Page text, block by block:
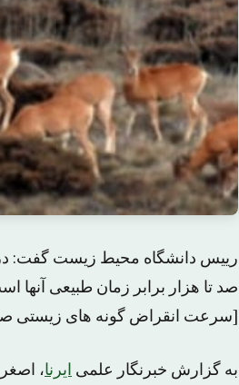
رییس دانشگاه محیط زیست گفت:
صد تا هزار برابر زمان طبیعی آنها
[سرعت انقراض گونه های زیستی صد
به گزارش خبرنگار علمی ایرنا،